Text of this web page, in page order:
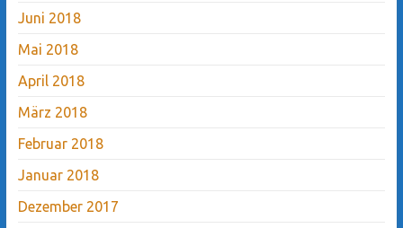
Juni 2018
Mai 2018
April 2018
März 2018
Februar 2018
Januar 2018
Dezember 2017